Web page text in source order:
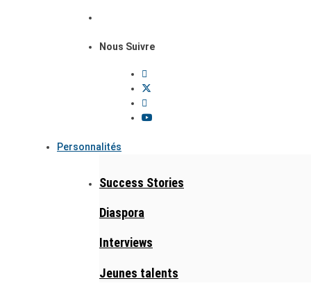
Nous Suivre
Personnalités
Success Stories
Diaspora
Interviews
Jeunes talents